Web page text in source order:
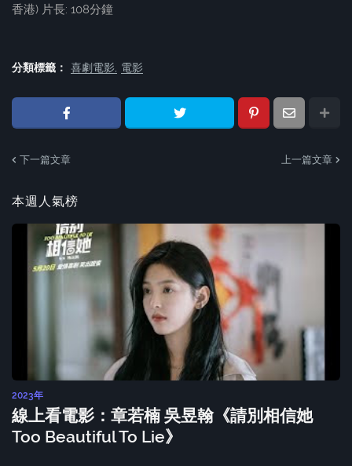
香港) 片長: 108分鐘
分類標籤： 喜劇電影 電影
下一篇文章 上一篇文章
本週人氣榜
2023年
線上看電影：章若楠 吳昱翰《請別相信她
Too Beautiful To Lie》